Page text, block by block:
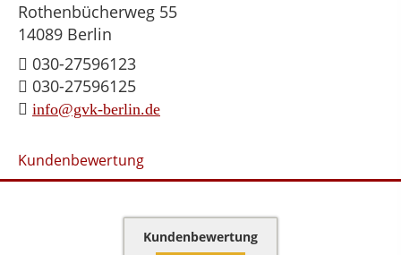
Rothenbücherweg 55
14089 Berlin
030-27596123
030-27596125
info@gvk-berlin.de
Kundenbewertung
Kundenbewertung